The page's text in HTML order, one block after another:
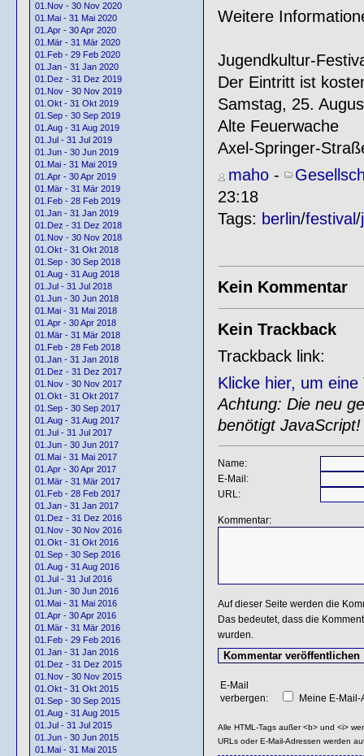
01.Nov - 30 Nov 2020
01.Mai - 31 Mai 2020
01.Apr - 30 Apr 2020
01.Mär - 31 Mär 2020
01.Feb - 29 Feb 2020
01.Jan - 31 Jan 2020
01.Dez - 31 Dez 2019
01.Nov - 30 Nov 2019
01.Okt - 31 Okt 2019
01.Sep - 30 Sep 2019
01.Aug - 31 Aug 2019
01.Jul - 31 Jul 2019
01.Jun - 30 Jun 2019
01.Mai - 31 Mai 2019
01.Apr - 30 Apr 2019
01.Mär - 31 Mär 2019
01.Feb - 28 Feb 2019
01.Jan - 31 Jan 2019
01.Dez - 31 Dez 2018
01.Nov - 30 Nov 2018
01.Okt - 31 Okt 2018
01.Sep - 30 Sep 2018
01.Aug - 31 Aug 2018
01.Jul - 31 Jul 2018
01.Jun - 30 Jun 2018
01.Mai - 31 Mai 2018
01.Apr - 30 Apr 2018
01.Mär - 31 Mär 2018
01.Feb - 28 Feb 2018
01.Jan - 31 Jan 2018
01.Dez - 31 Dez 2017
01.Nov - 30 Nov 2017
01.Okt - 31 Okt 2017
01.Sep - 30 Sep 2017
01.Aug - 31 Aug 2017
01.Jul - 31 Jul 2017
01.Jun - 30 Jun 2017
01.Mai - 31 Mai 2017
01.Apr - 30 Apr 2017
01.Mär - 31 Mär 2017
01.Feb - 28 Feb 2017
01.Jan - 31 Jan 2017
01.Dez - 31 Dez 2016
01.Nov - 30 Nov 2016
01.Okt - 31 Okt 2016
01.Sep - 30 Sep 2016
01.Aug - 31 Aug 2016
01.Jul - 31 Jul 2016
01.Jun - 30 Jun 2016
01.Mai - 31 Mai 2016
01.Apr - 30 Apr 2016
01.Mär - 31 Mär 2016
01.Feb - 29 Feb 2016
01.Jan - 31 Jan 2016
01.Dez - 31 Dez 2015
01.Nov - 30 Nov 2015
01.Okt - 31 Okt 2015
01.Sep - 30 Sep 2015
01.Aug - 31 Aug 2015
01.Jul - 31 Jul 2015
01.Jun - 30 Jun 2015
01.Mai - 31 Mai 2015
Weitere
Jugendkultur-
Der Eintritt ist
Samstag, 25.
Alte Feuerwache
Axel-Springer-
maho-
23:18
Tags: berlin/festival/
Kein Kommentar
Kein Trackback
Trackback link:
Klicke hier, um
Achtung: Die neu
benötigt JavaScript!
Name:
E-Mail:
URL:
Kommentar:
Auf dieser Seite werden die
Das bedeutet, dass die
wurden.
E-Mail
verbergen:
Meine E-
Alle HTML-Tags außer <b> und <i>
URLs oder E-Mail-Adressen werden